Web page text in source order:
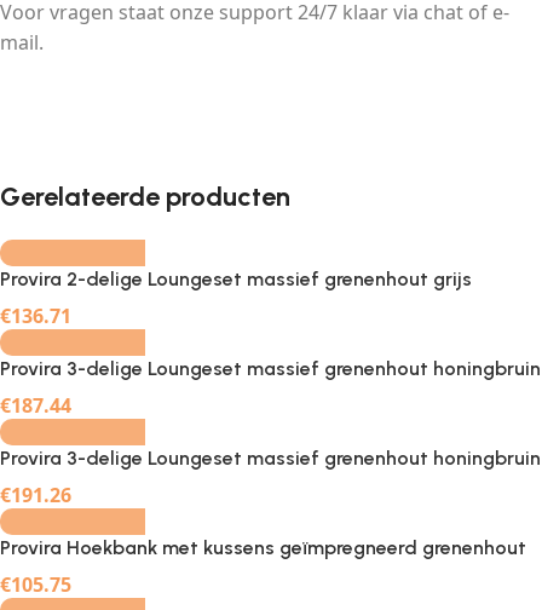
Voor vragen staat onze support 24/7 klaar via chat of e-
mail.
Gerelateerde producten
- +
Provira 2-delige Loungeset massief grenenhout grijs
€136.71
- +
Provira 3-delige Loungeset massief grenenhout honingbruin
€187.44
- +
Provira 3-delige Loungeset massief grenenhout honingbruin
€191.26
- +
Provira Hoekbank met kussens geïmpregneerd grenenhout
€105.75
- +